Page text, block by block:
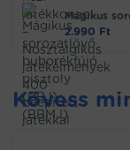
Mágikus
2.990 Ft
Kövess